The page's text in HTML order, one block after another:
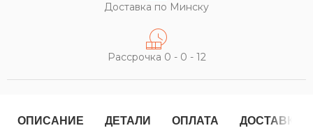
Доставка по Минску
Рассрочка 0 - 0 - 12
ОПИСАНИЕ ДЕТАЛИ ОПЛАТА ДОСТАВКА